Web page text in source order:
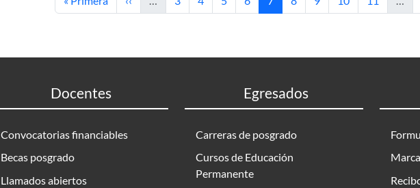
Docentes
Convocatorias financiables
Becas posgrado
Llamados abiertos
Egresados
Carreras de posgrado
Cursos de Educación
Permanente